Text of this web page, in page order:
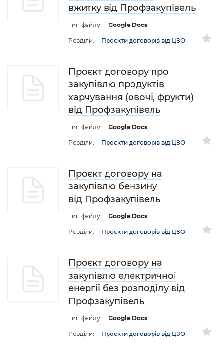
вжитку від Профзакупівель
Тип файлу: Google Docs
Розділи: Проєкти договорів від ЦЗО
Проєкт договору про
закупівлю продуктів
харчування (овочі, фрукти)
від Профзакупівель
Тип файлу: Google Docs
Розділи: Проєкти договорів від ЦЗО
Проєкт договору на
закупівлю бензину
від Профзакупівель
Тип файлу: Google Docs
Розділи: Проєкти договорів від ЦЗО
Проєкт договору на
закупівлю електричної
енергії без розподілу від
Профзакупівель
Тип файлу: Google Docs
Розділи: Проєкти договорів від ЦЗО